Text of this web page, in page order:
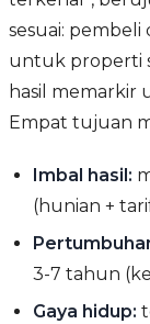
sesuai:
untuk properti
hasil memarkir
Empat tujuan
Imbal hasil:
(hunian +
3-7 tahun
Gaya hidup: